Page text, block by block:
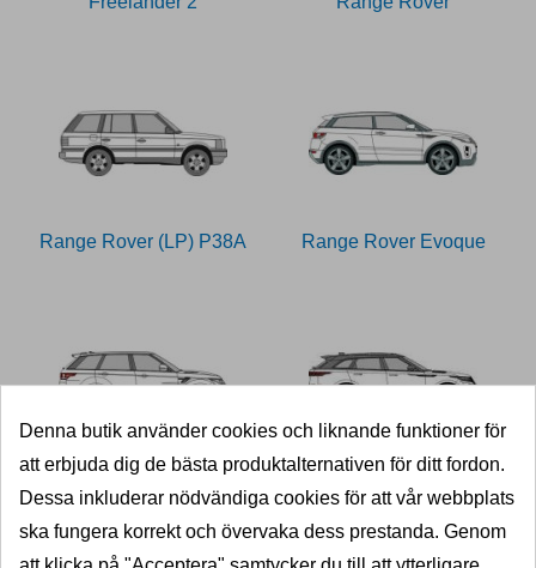
Range Rover (LP) P38A Range Rover Evoque
Range Rover Sport
Denna butik använder cookies och liknande funktioner för
att erbjuda dig de bästa produktalternativen för ditt fordon.
Dessa inkluderar nödvändiga cookies för att vår webbplats
ska fungera korrekt och övervaka dess prestanda. Genom